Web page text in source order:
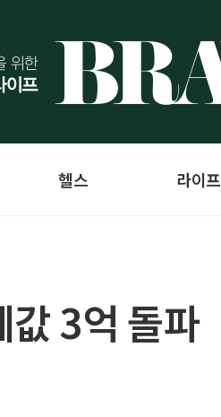
헬스 라이프
값 3억 돌파